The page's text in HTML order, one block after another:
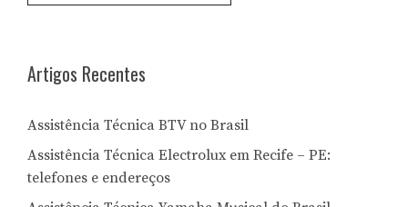
Artigos Recentes
Assistência Técnica BTV no Brasil
Assistência Técnica Electrolux em Recife – PE:
telefones e endereços